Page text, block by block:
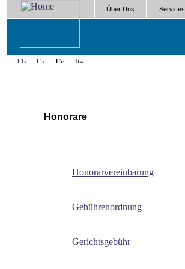
Über Uns Services
Honorare
Honorarvereinbarung
Gebührenordnung
Gerichtsgebühr